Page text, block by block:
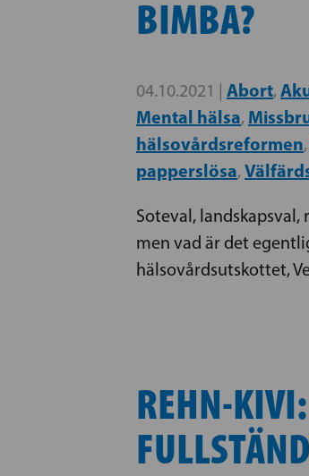
BIMBA?
04.10.2021 | Abort,
Mental hälsa,
hälsovårdsreformen,
papperslösa,
Soteval,
men vad är det
hälsovårdsutskottet,
REHN-